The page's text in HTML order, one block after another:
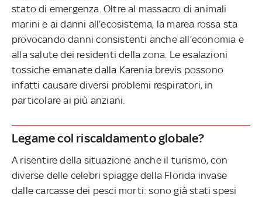
stato di emergenza. Oltre al massacro di animali
marini e ai danni all’ecosistema, la marea rossa sta
provocando danni consistenti anche all’economia e
alla salute dei residenti della zona. Le esalazioni
tossiche emanate dalla Karenia brevis possono
infatti causare diversi problemi respiratori, in
particolare ai più anziani.
Legame col riscaldamento globale?
A risentire della situazione anche il turismo, con
diverse delle celebri spiagge della Florida invase
dalle carcasse dei pesci morti: sono già stati spesi